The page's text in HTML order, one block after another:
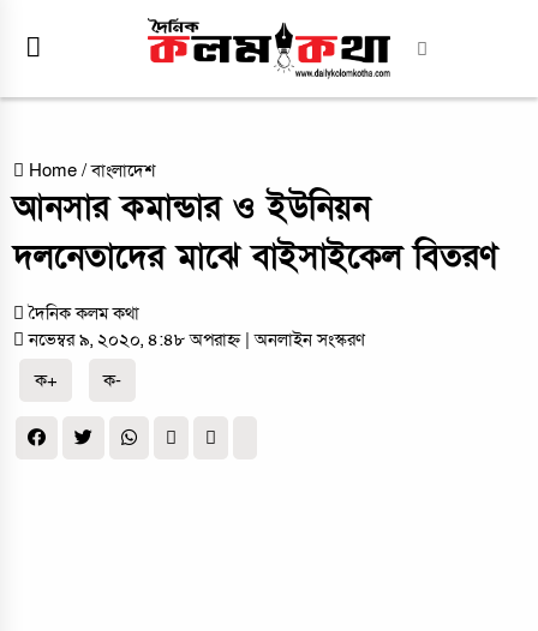
Home /বাংলাদেশ
আনসার কমান্ডার ও ইউনিয়ন
দলনেতাদের মাঝে বাইসাইকেল বিতরণ
দৈনিক কলম কথা
নভেম্বর ৯, ২০২০, ৪:৪৮ অপরাহ্ন | অনলাইন সংস্করণ
ক+
ক-